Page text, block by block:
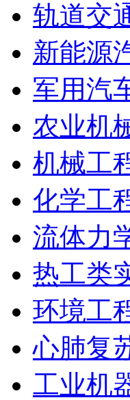
轨道交
新能源
军用汽
农业机
机械工
化学工
流体力
热工类
环境工
心肺复
工业机